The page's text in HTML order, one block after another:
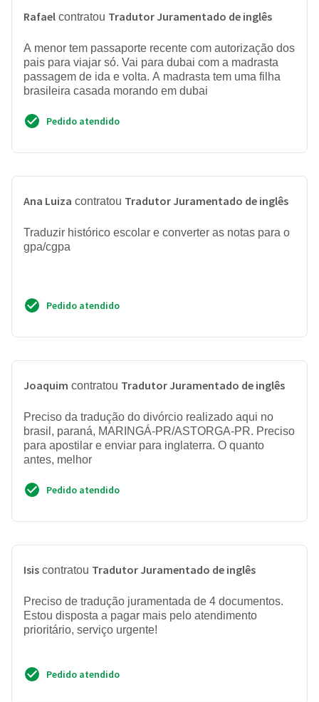
Rafael contratou Tradutor Juramentado de inglês
A menor tem passaporte recente com autorização dos
pais para viajar só. Vai para dubai com a madrasta
passagem de ida e volta. A madrasta tem uma filha
brasileira casada morando em dubai
Pedido atendido
Ana Luiza contratou Tradutor Juramentado de inglês
Traduzir histórico escolar e converter as notas para o
gpa/cgpa
Pedido atendido
Joaquim contratou Tradutor Juramentado de inglês
Preciso da tradução do divórcio realizado aqui no
brasil, paraná, MARINGÁ-PR/ASTORGA-PR. Preciso
para apostilar e enviar para inglaterra. O quanto
antes, melhor
Pedido atendido
Isis contratou Tradutor Juramentado de inglês
Preciso de tradução juramentada de 4 documentos.
Estou disposta a pagar mais pelo atendimento
prioritário, serviço urgente!
Pedido atendido